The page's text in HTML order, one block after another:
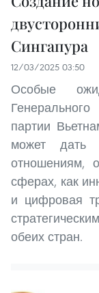
Сингапура
12/03/2025 03:50
Особые
партии
может дать
отношениям,
сферах, как
и цифровая
обеих стран.